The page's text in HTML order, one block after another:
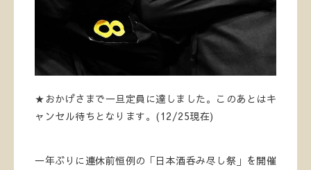
★おかげさまで一旦定員に達しました。このあとはキ
ャンセル待ちとなります。(12/25現在)
一年ぶりに連休前恒例の「日本酒呑み尽し祭」を開催